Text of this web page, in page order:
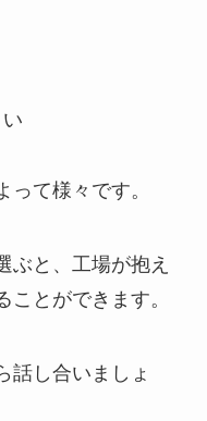
って様々です。
ぶと、工場が抱え
とができます。
話し合いましょ